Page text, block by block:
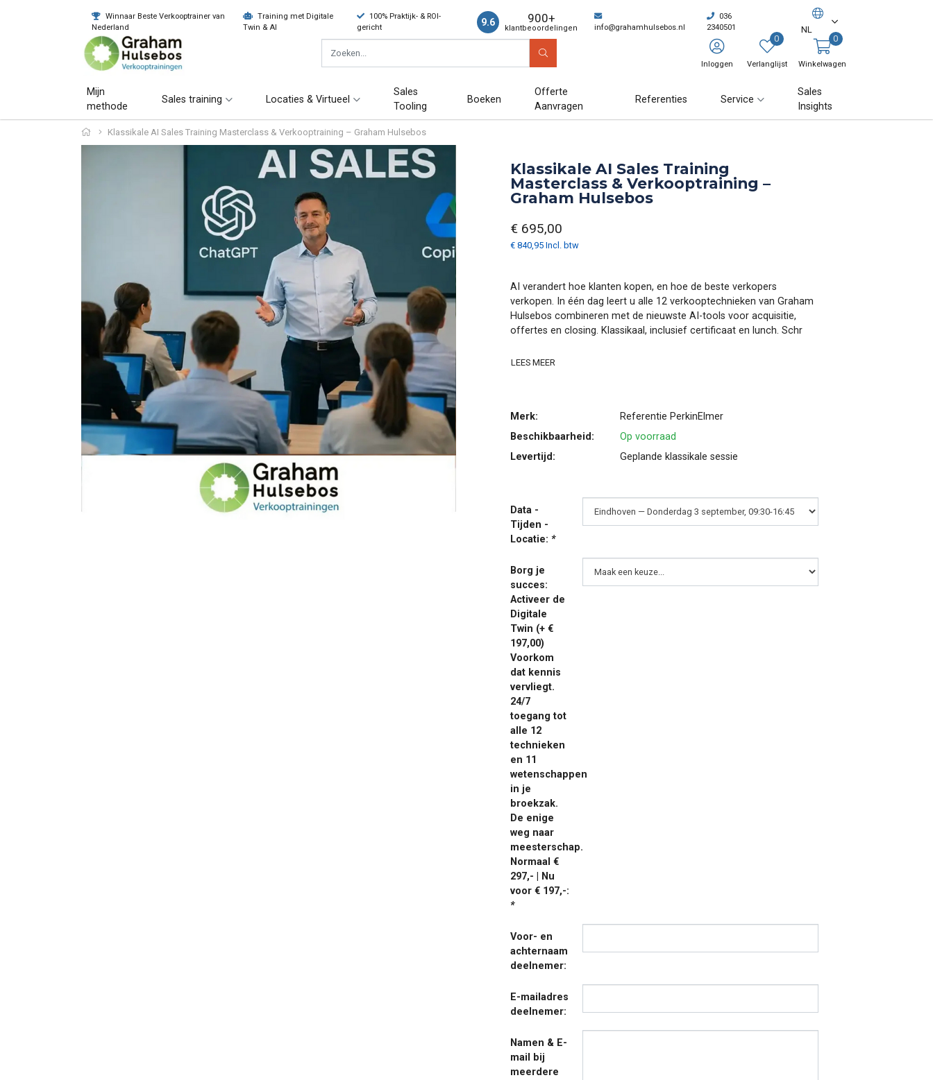
Winnaar Beste Verkooptrainer van
Nederland
Training met Digitale
Twin & AI
100% Praktijk- & ROI-
gericht
9.6 900+
klantbeoordelingen info@grahamhulsebos.nl
036
2340501
NL
Inloggen
0
Verlanglijst
0
Winkelwagen
Mijn
methode
Sales training Locaties & Virtueel
Sales
Tooling
Boeken
Offerte
Aanvragen
Referenties Service
Sales
Insights
Klassikale AI Sales Training Masterclass & Verkooptraining – Graham Hulsebos
Klassikale AI Sales Training
Masterclass & Verkooptraining –
Graham Hulsebos
€ 695,00
€ 840,95 Incl. btw
AI verandert hoe klanten kopen, en hoe de beste verkopers
verkopen. In één dag leert u alle 12 verkooptechnieken van Graham
Hulsebos combineren met de nieuwste AI-tools voor acquisitie,
offertes en closing. Klassikaal, inclusief certificaat en lunch. Schr
LEES MEER
Merk:
Referentie PerkinElmer
Beschikbaarheid:
Op voorraad
Levertijd:
Geplande klassikale sessie
Data -
Tijden -
Locatie: *
Borg je
succes:
Activeer de
Digitale
Twin (+ €
197,00)
Voorkom
dat kennis
vervliegt.
24/7
toegang tot
alle 12
technieken
en 11
wetenschappen
in je
broekzak.
De enige
weg naar
meesterschap.
Normaal €
297,- | Nu
voor € 197,-:
*
Voor- en
achternaam
deelnemer:
E-mailadres
deelnemer:
Namen & E-
mail bij
meerdere